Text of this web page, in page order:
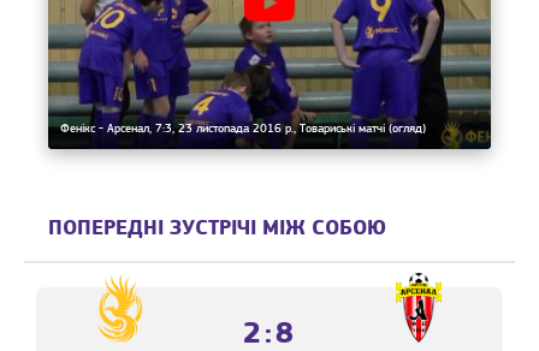
Фенікс - Арсенал, 7:3, 23 листопада 2016 р., Товариські матчі (огляд)
ПОПЕРЕДНІ ЗУСТРІЧІ МІЖ СОБОЮ
2:8